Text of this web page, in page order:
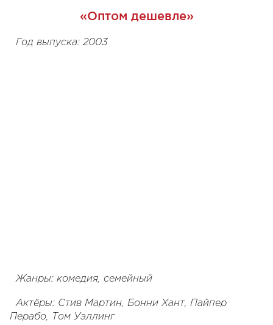
«Оптом дешевле»
Год выпуска: 2003
Жанры: комедия, семейный
Актёры: Стив Мартин, Бонни Хант, Пайпер
Перабо, Том Уэллинг